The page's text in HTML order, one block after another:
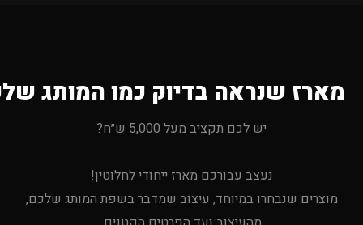
מארז שנראה בדיוק כמו המותג
יש לכם תקציב מעל 5,000 ש״ח?
נעצב עבורכם מארז ייחודי לחלוטין!
מוצרים שנבחרו במיוחד, עיצוב שמדבר בשפת המותג שלכם,
מהעיצוב ועד הפרטים הקטנים.